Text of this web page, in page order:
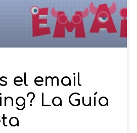
el email
La Guía